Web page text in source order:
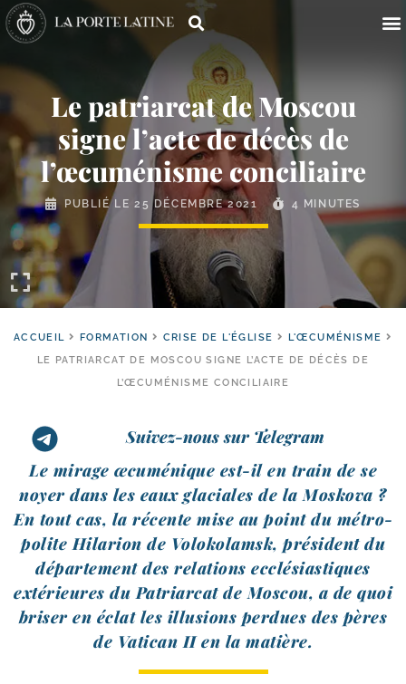
Le patriarcat de Moscou
signe l’acte de décès de
l’œcuménisme conciliaire
PUBLIÉ LE 25 DÉCEMBRE 2021 4 MINUTES
ACCUEIL FORMATION CRISE DE L'ÉGLISE
L'ŒCUMÉNISME
LE PATRIARCAT DE MOSCOU SIGNE L’ACTE DE DÉCÈS DE
L’ŒCUMÉNISME CONCILIAIRE
Suivez-nous sur Telegram
Le mirage œcu­mé­nique est-​il en train de se
noyer dans les eaux gla­ciales de la Moskova ?
En tout cas, la récente mise au point du métro­
po­lite Hilarion de Volokolamsk, pré­sident du
dépar­te­ment des rela­tions ecclé­sias­tiques
exté­rieures du Patriarcat de Moscou, a de quoi
bri­ser en éclat les illu­sions per­dues des pères
de Vatican II en la matière.